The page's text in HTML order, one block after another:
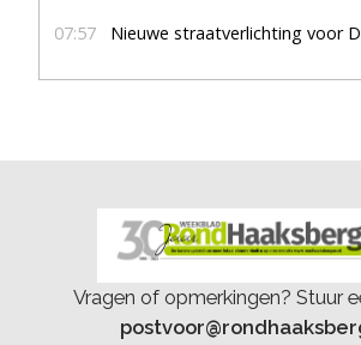
07:57 Nieuwe straatverlichting voor De
Vragen of opmerkingen? Stuur